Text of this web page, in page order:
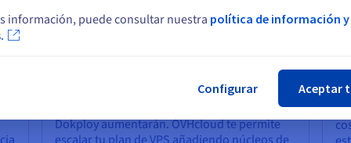
A medida que crece tu cartera de
Dokploy aumentarán. OVHcloud te permite
información, puede consultar nuestra política de información y
Configurar Aceptar